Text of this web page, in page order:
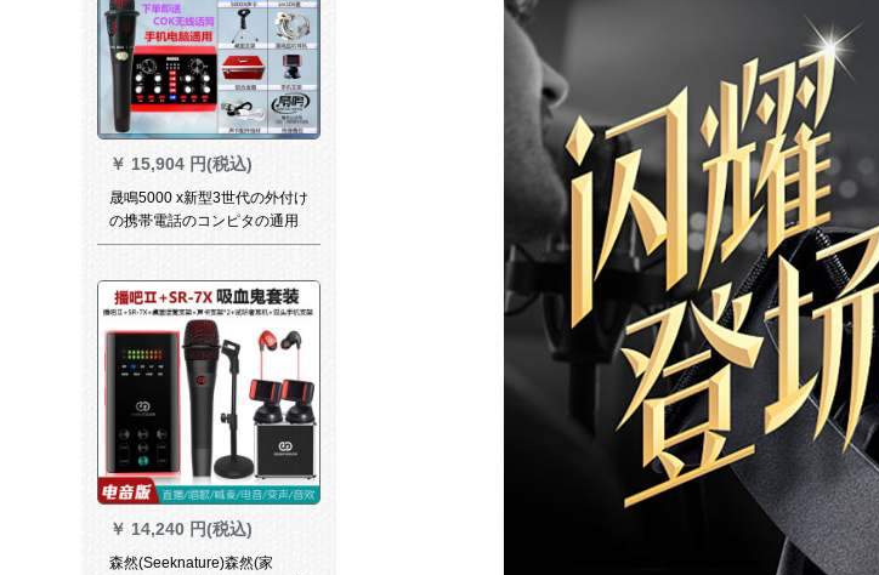
￥ 15,904 円(税込)
晟鳴5000 x新型3世代の外付け
の携帯電話のコンピタの通用
する生放送の音カドは1キーボ
変化の速さの手の火山の映り
のお客さんの全国民のK歌の調
音台の音カド
￥ 14,240 円(税込)
森然(Seeknature)森然(家